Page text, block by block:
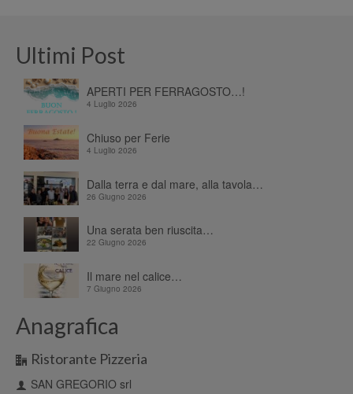
Ultimi Post
APERTI PER FERRAGOSTO…!
4 Luglio 2026
Chiuso per Ferie
4 Luglio 2026
Dalla terra e dal mare, alla tavola…
26 Giugno 2026
Una serata ben riuscita…
22 Giugno 2026
Il mare nel calice…
7 Giugno 2026
Anagrafica
Ristorante Pizzeria
SAN GREGORIO srl